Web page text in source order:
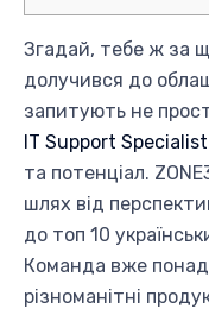
Згадай, тебе ж за
долучився до
запитують не
IT Support Specialist
та потенціал.
шлях від
до топ 10
Команда вже
різноманітні